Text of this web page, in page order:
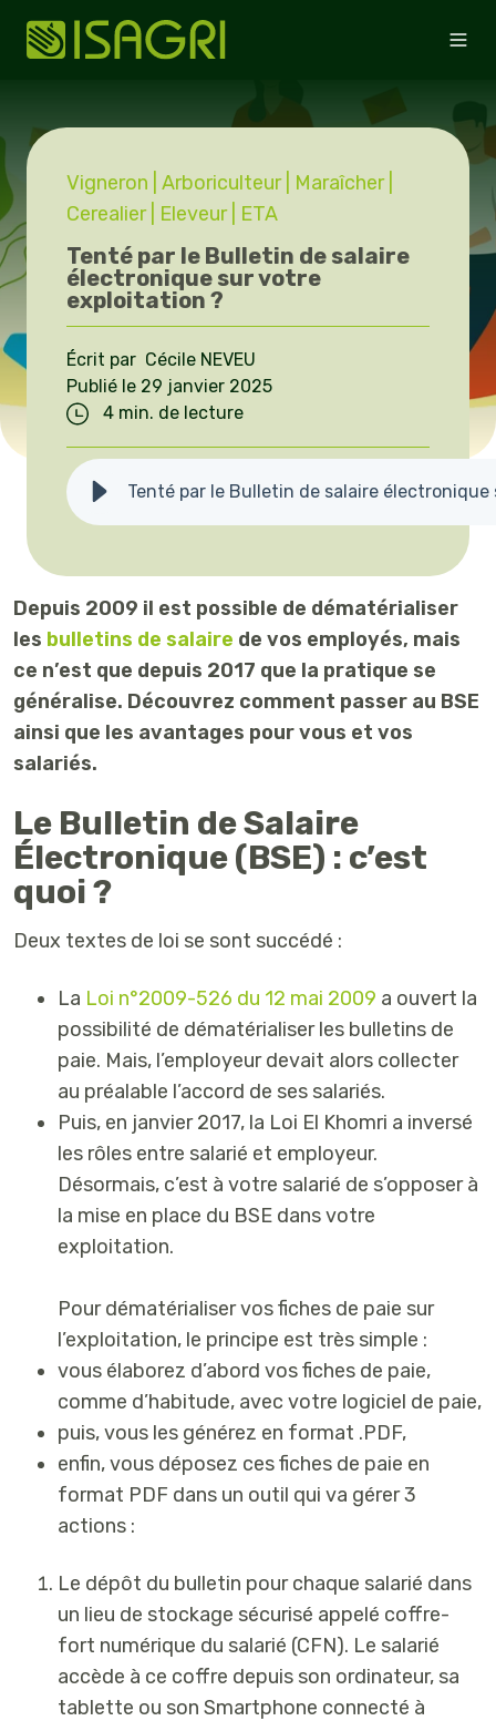
Vigneron | Arboriculteur | Maraîcher
Cerealier | Eleveur | ETA
Tenté par le Bulletin de salaire
électronique sur votre
exploitation ?
Écrit par Cécile NEVEU
Publié le 29 janvier 2025
4 min. de lecture
Tenté par le Bulletin de salaire
Depuis 2009 il est possible de dématérialiser
les bulletins de salaire de vos employés, mais
ce n’est que depuis 2017 que la pratique se
généralise. Découvrez comment passer au BSE
ainsi que les avantages pour vous et vos
salariés.
Le Bulletin de Salaire
Électronique (BSE) : c’est
quoi ?
Deux textes de loi se sont succédé :
La Loi n°2009-526 du 12 mai 2009 a ouvert la
possibilité de dématérialiser les bulletins de
paie. Mais, l’employeur devait alors collecter
au préalable l’accord de ses salariés.
Puis, en janvier 2017, la Loi El Khomri a inversé
les rôles entre salarié et employeur.
Désormais, c’est à votre salarié de s’opposer à
la mise en place du BSE dans votre
exploitation.
Pour dématérialiser vos fiches de paie sur
l’exploitation, le principe est très simple :
vous élaborez d’abord vos fiches de paie,
comme d’habitude, avec votre logiciel de paie,
puis, vous les générez en format .PDF,
enfin, vous déposez ces fiches de paie en
format PDF dans un outil qui va gérer 3
actions :
Le dépôt du bulletin pour chaque salarié dans
un lieu de stockage sécurisé appelé coffre-
fort numérique du salarié (CFN). Le salarié
accède à ce coffre depuis son ordinateur, sa
tablette ou son Smartphone connecté à